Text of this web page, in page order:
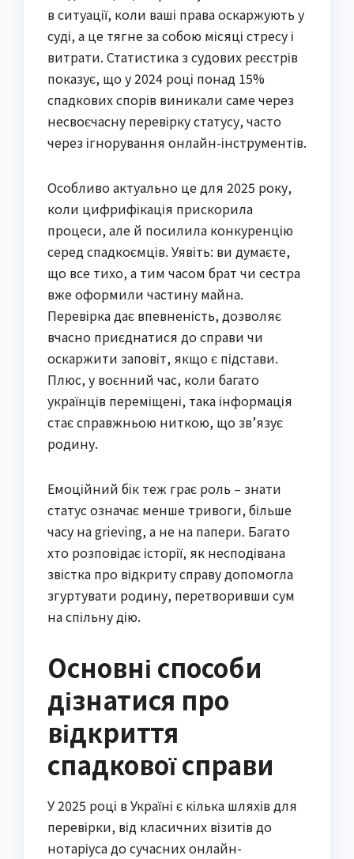
в ситуації, коли ваші права оскаржують у
суді, а це тягне за собою місяці стресу і
витрати. Статистика з судових реєстрів
показує, що у 2024 році понад 15%
спадкових спорів виникали саме через
несвоєчасну перевірку статусу, часто
через ігнорування онлайн-інструментів.
Особливо актуально це для 2025 року,
коли цифрифікація прискорила
процеси, але й посилила конкуренцію
серед спадкоємців. Уявіть: ви думаєте,
що все тихо, а тим часом брат чи сестра
вже оформили частину майна.
Перевірка дає впевненість, дозволяє
вчасно приєднатися до справи чи
оскаржити заповіт, якщо є підстави.
Плюс, у воєнний час, коли багато
українців переміщені, така інформація
стає справжньою ниткою, що зв’язує
родину.
Емоційний бік теж грає роль – знати
статус означає менше тривоги, більше
часу на grieving, а не на папери. Багато
хто розповідає історії, як несподівана
звістка про відкриту справу допомогла
згуртувати родину, перетворивши сум
на спільну дію.
Основні способи
дізнатися про
відкриття
спадкової справи
У 2025 році в Україні є кілька шляхів для
перевірки, від класичних візитів до
нотаріуса до сучасних онлайн-